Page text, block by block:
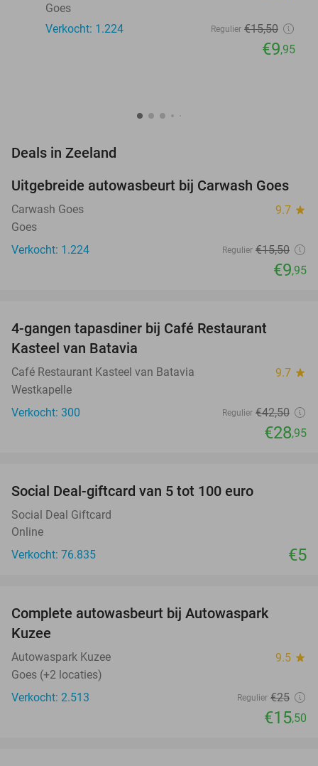
Goes
Verkocht: 1.224
Regulier €15,50
€9,95
Deals in Zeeland
36%
Uitgebreide autowasbeurt bij Carwash Goes
Carwash Goes 9.7 star
Goes
Verkocht: 1.224
Regulier €15,50
€9,95
4-gangen tapasdiner bij Café Restaurant
Kasteel van Batavia
Café Restaurant Kasteel van Batavia 9.7 star
Westkapelle
Verkocht: 300
Regulier €42,50
€28,95
Social Deal-giftcard van 5 tot 100 euro
Social Deal Giftcard
Online
Verkocht: 76.835
€5
Complete autowasbeurt bij Autowaspark
Kuzee
Autowaspark Kuzee 9.5 star
Goes (+2 locaties)
Verkocht: 2.513
Regulier €25
€15,50